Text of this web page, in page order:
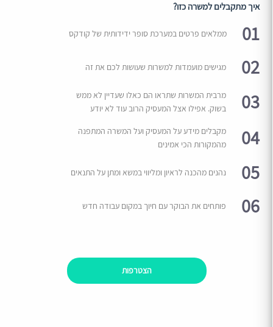
איך מתקבלים למשרה כזו?
01 ממלאים פרטים במערכת סופר ידידותית של קודקס
02 מגישים מועמדות למשרות שעושות לכם את זה
03
מרבית המשרות שתראו הם כאלו שעדיין לא ממש
בשוק. אפילו אצל המעסיק הרוב עוד לא יודע
04
מקבלים מידע על המעסיק ועל המשרה המתפנה
מהמקורות הכי אמינים
05 נהנים מהכנה לראיון ומליווי במשא ומתן על התנאים
06 פותחים את הבוקר עם חיוך במקום עבודה חדש
הצטרפות